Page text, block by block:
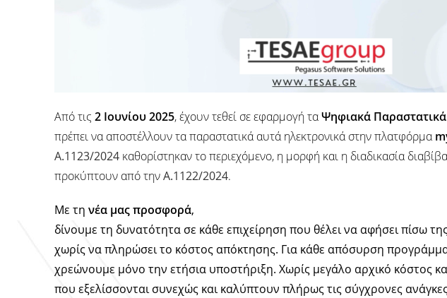
Από τις2 Ιουνίου 2025, έχουν τεθεί σε εφαρμογή ταΨηφιακά Παραστατικά
πρέπει να αποστέλλουν τα παραστατικά αυτά ηλεκτρονικά στην πλατφόρμα
Α.1123/2024 καθορίστηκαν το περιεχόμενο, η μορφή και η διαδικασία
προκύπτουν από τηνΑ.1122/2024.
Με τηνέα μας προσφορά,
δίνουμε τη δυνατότητα σε κάθε επιχείρηση που θέλει να αφήσει πίσω
χωρίς να πληρώσει το κόστος απόκτησης. Για κάθε απόσυρση
χρεώνουμε μόνο την ετήσια υποστήριξη. Χωρίς μεγάλο αρχικό κόστος
που εξελίσσονται συνεχώς και καλύπτουν πλήρως τις σύγχρονες ανάγκες